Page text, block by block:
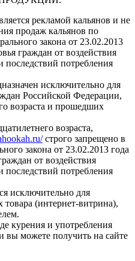
рекламой кальянов и не
продаж кальянов по
закона от 23.02.2013
граждан от воздействия
потребления
исключительно для
Российской Федерации,
возраста и прошедших
возраста,
строго запрещено в
закона от 23.02.2013 года
от воздействия
потребления
исключительно для
(интернет-витрина),
курения и употребления
можете получить на сайте